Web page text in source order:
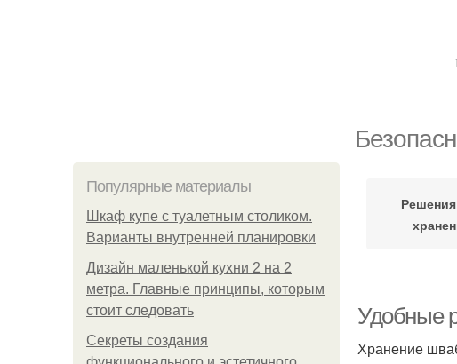
Популярные материалы
Шкаф купе с туалетным столиком.
Варианты внутренней планировки
Дизайн маленькой кухни 2 на 2
метра. Главные принципы, которым
стоит следовать
Секреты создания
Удобные
Хранение